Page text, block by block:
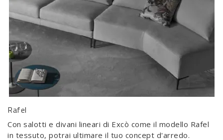
Rafel
Con salotti e divani lineari di Excò come il modello Rafel
in tessuto, potrai ultimare il tuo concept d'arredo.